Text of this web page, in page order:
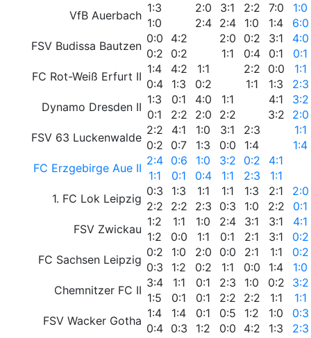
VfB Auerbach
1:3 2:0 3:1 2:2 7:0
1:0
1:0
2:4 2:4 1:0 1:4
6:0
FSV Budissa Bautzen
0:0 4:2 2:0 0:2 3:1
4:0
0:2
0:2 1:1 0:4 0:1
0:1
FC Rot-Weiß Erfurt II
1:4 4:2 1:1 2:2 0:0
1:1
0:4
1:3 0:2 1:1 1:3
2:3
Dynamo Dresden II
1:3 0:1 4:0 1:1 4:1
3:2
0:1
2:2 2:0 2:2 3:2
2:0
FSV 63 Luckenwalde
2:2 4:1 1:0 3:1 2:3
1:1
0:2
0:7 1:3 0:0 1:4
1:4
FC Erzgebirge Aue II
2:4 0:6 1:0 3:2 0:2
4:1
1:1
0:1 0:4 1:1 2:3
1:1
1. FC Lok Leipzig
0:3 1:3 1:1 1:1 1:3 2:1
2:0
2:2
2:2 2:3 0:3 1:0 2:2
0:1
FSV Zwickau
1:2 1:1 1:0 2:4 3:1 3:1
4:1
1:2
0:0 1:1 0:1 2:1 3:1
0:2
FC Sachsen Leipzig
0:2 1:0 2:0 0:0 2:1 1:1
0:2
0:3
1:2 0:2 1:1 0:0 1:4
1:0
Chemnitzer FC II
3:4 1:1 0:1 2:3 1:0 0:2
3:2
1:5
0:1 0:1 2:2 2:2 1:1
1:1
FSV Wacker Gotha
1:4 1:4 0:1 0:5 1:2 1:0
0:3
0:4
0:3 1:2 0:0 4:2 1:3
2:3